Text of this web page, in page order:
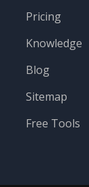
Pricing
Knowledge
Blog
Sitemap
Free Tools